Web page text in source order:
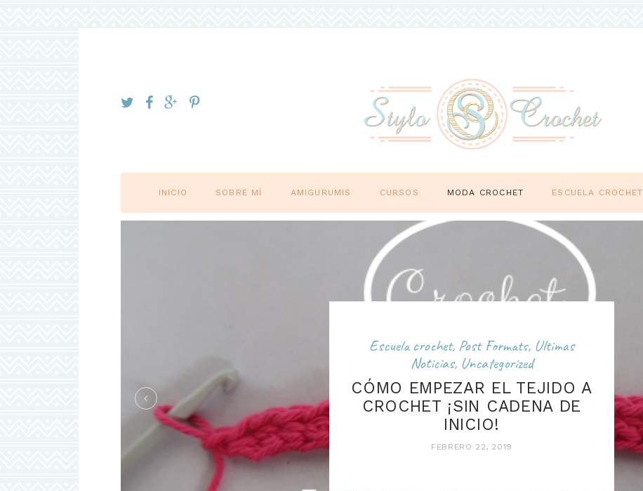
INICIO SOBRE MÍ AMIGURUMIS CURSOS MODA CROCHET ESCUELA CROCHET
Escuela crochet, Post Formats, Ultimas
Noticias, Uncategorized
CÓMO EMPEZAR EL TEJIDO A
CROCHET ¡SIN CADENA DE
INICIO!
FEBRERO 22, 2019